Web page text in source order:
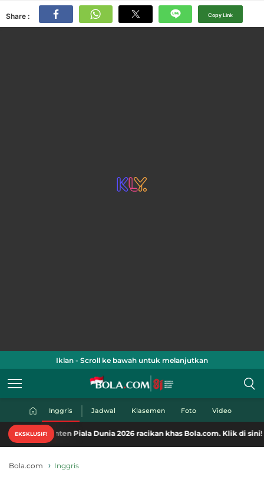
Share : Copy Link
Iklan - Scroll ke bawah untuk melanjutkan
Inggris Jadwal Klasemen Foto Video
EKSKLUSIF!
Piala Dunia 2026 racikan khas Bola.com. Klik di sini!
Bola.com Inggris